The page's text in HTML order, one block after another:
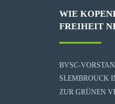
WIE
FREIHEIT
BVSC-
SLEMBROUCK
ZUR GRÜNEN